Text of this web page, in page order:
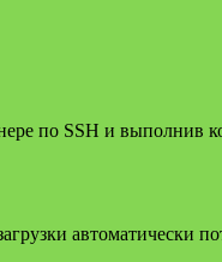
по SSH и выполнив
автоматически